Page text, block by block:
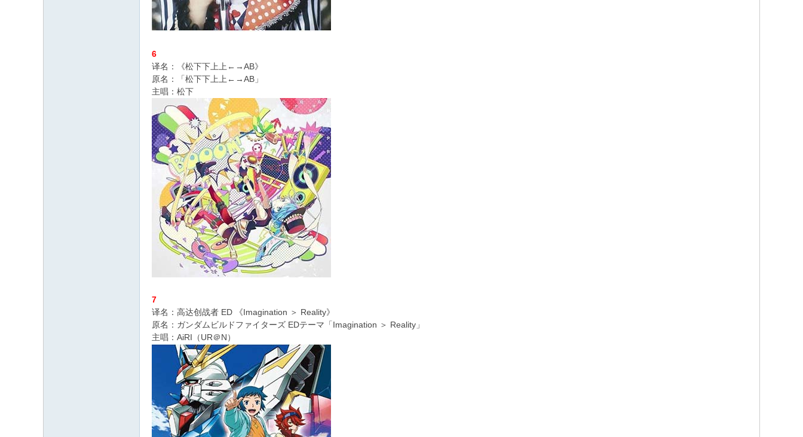
6
译名：《松下下上上←→AB》
原名：「松下下上上←→AB」
主唱：松下
7
译名：高达创战者 ED 《Imagination ＞ Reality》
原名：ガンダムビルドファイターズ EDテーマ「Imagination ＞ Reality」
主唱：AiRI（UR＠N）